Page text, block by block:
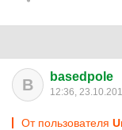
B basedpole
12:36,
От пользователя